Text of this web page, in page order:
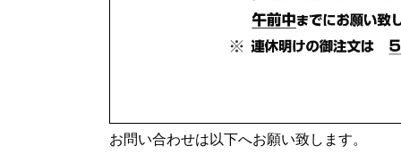
お問い合わせは以下へお願い致します。